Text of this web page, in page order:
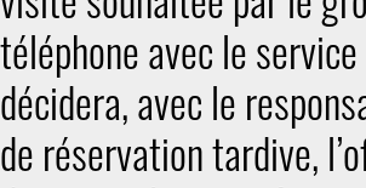
téléphone avec le
décidera, avec le
de réservation tardive,